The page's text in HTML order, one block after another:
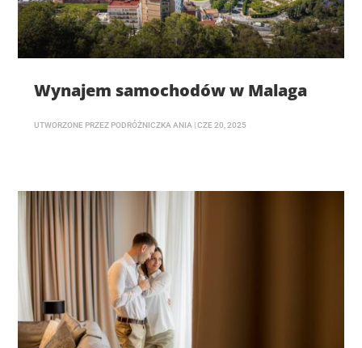
Wynajem samochodów w Malaga
UTWORZONE PRZEZ PODRÓŻNICZKA ANIA |CZE 20, 2025